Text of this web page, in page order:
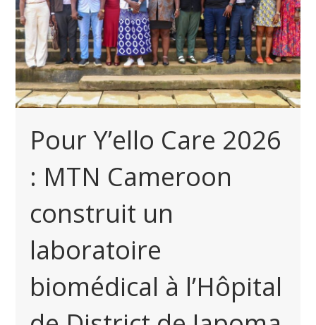
Pour Y’ello Care 2026
: MTN Cameroon
construit un
laboratoire
biomédical à l’Hôpital